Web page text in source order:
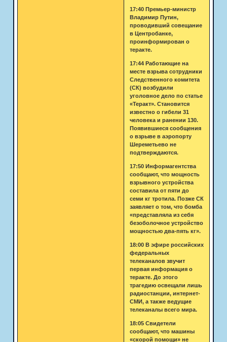
17:40 Премьер-министр
Владимир Путин,
проводивший совещание
в Центробанке,
проинформирован о
теракте.
17:44 Работающие на
месте взрыва сотрудники
Следственного комитета
(СК) возбудили
уголовное дело по статье
«Теракт». Становится
известно о гибели 31
человека и ранении 130.
Появившиеся сообщения
о взрыве в аэропорту
Шереметьево не
подтверждаются.
17:50 Информагентства
сообщают, что мощность
взрывного устройства
составила от пяти до
семи кг тротила. Позже СК
заявляет о том, что бомба
«представляла из себя
безоболочное устройство
мощностью два-пять кг».
18:00 В эфире российских
федеральных
телеканалов звучит
первая информация о
теракте. До этого
трагедию освещали лишь
радиостанции, интернет-
СМИ, а также ведущие
телеканалы всего мира.
18:05 Свидетели
сообщают, что машины
«скорой помощи» не